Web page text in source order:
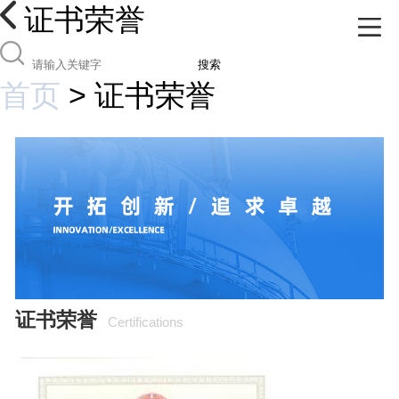
证书荣誉
搜索
首页 > 证书荣誉
证书荣誉 Certifications